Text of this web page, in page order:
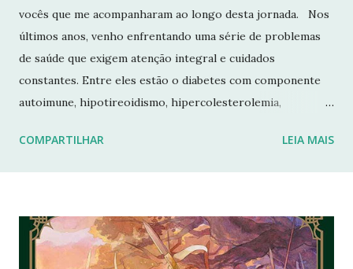
vocês que me acompanharam ao longo desta jornada. Nos
últimos anos, venho enfrentando uma série de problemas
de saúde que exigem atenção integral e cuidados
constantes. Entre eles estão o diabetes com componente
autoimune, hipotireoidismo, hipercolesterolemia,
fraturas. Esses desafios têm impactado profundamente
Não posso garantir quando — ou se — retornarei. Neste
momento, minha prioridade precisa ser cuidar da minha
COMPARTILHAR LEIA MAIS